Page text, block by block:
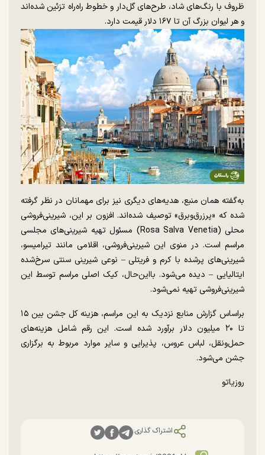
ظروف با رنگ‌های شاد، طرح‌های گل‌دار و خطوط راه‌راه تزئین شده‌اند
و هر لیوان بزرگ آن تا ۱۶۷ دلار قیمت دارد.
به‌گفته همان منبع، هدیه‌های دیگری نیز برای مهمانان در نظر گرفته
شده که «پرزرق‌وبرق» توصیف شده‌اند. افزون بر این، شیرینی‌فروشی
محلی (Rosa Salva Venetia) مسئول تهیه شیرینی‌های مجلسی
مراسم است. در منوی این شیرینی‌فروشی، اقلامی مانند تیرامیسو،
شیرینی‌های پرشده با کرم و فریتلی – نوعی شیرینی سنتی سرخ‌شده
ایتالیایی – دیده می‌شود. بااین‌حال، کیک اصلی مراسم توسط این
شیرینی‌فروشی تهیه نمی‌شود.
براساس گزارش منابع نزدیک به این مراسم، هزینه کل جشن بین ۱۵
تا ۲۰ میلیون دلار برآورد شده است. این رقم شامل هزینه‌های
حمل‌ونقل، لباس عروس، پذیرایی و سایر موارد مربوط به برگزاری
جشن می‌شود.
روزیاتو
اشتراک گذاری: